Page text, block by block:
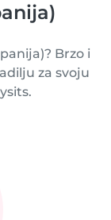
Brzo i
za svoju